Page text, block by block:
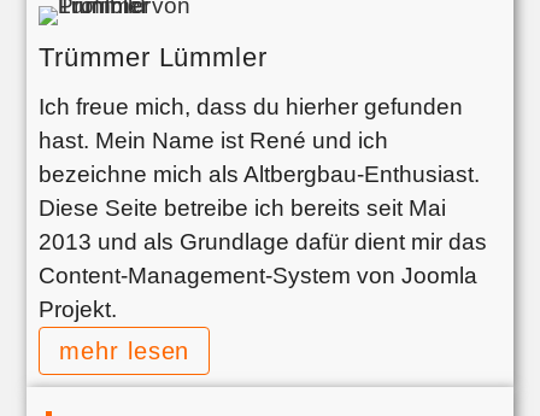
Trümmer Lümmler
Ich freue mich, dass du hierher gefunden
hast. Mein Name ist René und ich
bezeichne mich als Altbergbau-Enthusiast.
Diese Seite betreibe ich bereits seit Mai
2013 und als Grundlage dafür dient mir das
Content-Management-System von Joomla
Projekt.
mehr lesen